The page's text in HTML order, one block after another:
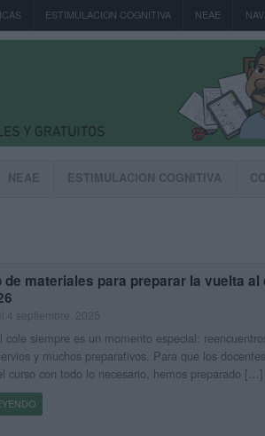
ESTIMULACION COGNITIVA NEAE
NEAE ESTIMULACION COGNITIVA
de materiales para preparar la vuelta al
cole siempre es un momento especial:
y muchos preparativos. Para que los
curso con todo lo necesario, hemos preparado […]